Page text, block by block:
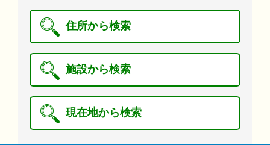
住所から検索
施設から検索
現在地から検索